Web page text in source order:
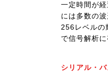
一定時間が
には多数の
256レベルの
で信号解析に
シリアル・